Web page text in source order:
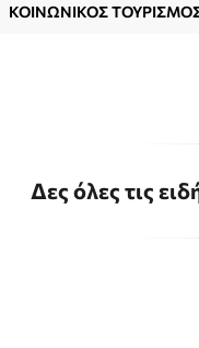
ΚΟΙΝΩΝΙΚΟΣ
Δες όλες τις